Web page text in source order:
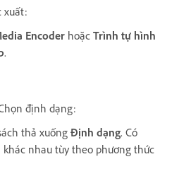
xuất:
Encoder hoặc Trình tự hình
.
định dạng:
thả xuống Định dạng. Có
nhau tùy theo phương thức